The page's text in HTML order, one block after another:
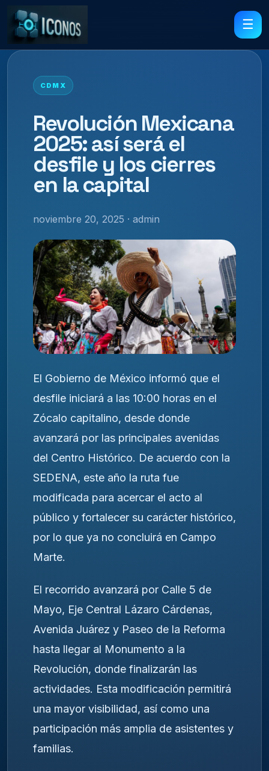
☰
CDMX
Revolución Mexicana
2025: así será el
desfile y los cierres
en la capital
noviembre 20, 2025 · admin
El Gobierno de México informó que el
desfile iniciará a las 10:00 horas en el
Zócalo capitalino, desde donde
avanzará por las principales avenidas
del Centro Histórico. De acuerdo con la
SEDENA, este año la ruta fue
modificada para acercar el acto al
público y fortalecer su carácter histórico,
por lo que ya no concluirá en Campo
Marte.
El recorrido avanzará por Calle 5 de
Mayo, Eje Central Lázaro Cárdenas,
Avenida Juárez y Paseo de la Reforma
hasta llegar al Monumento a la
Revolución, donde finalizarán las
actividades. Esta modificación permitirá
una mayor visibilidad, así como una
participación más amplia de asistentes y
familias.